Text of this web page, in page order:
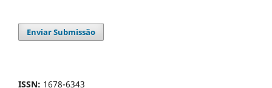
Enviar Submissão
ISSN: 1678-6343